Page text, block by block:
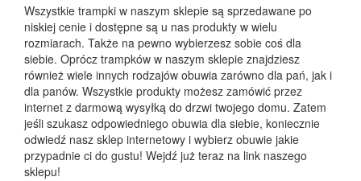
Wszystkie trampki w naszym sklepie są sprzedawane po
niskiej cenie i dostępne są u nas produkty w wielu
rozmiarach. Także na pewno wybierzesz sobie coś dla
siebie. Oprócz trampków w naszym sklepie znajdziesz
również wiele innych rodzajów obuwia zarówno dla pań, jak i
dla panów. Wszystkie produkty możesz zamówić przez
internet z darmową wysyłką do drzwi twojego domu. Zatem
jeśli szukasz odpowiedniego obuwia dla siebie, koniecznie
odwiedź nasz sklep internetowy i wybierz obuwie jakie
przypadnie ci do gustu! Wejdź już teraz na link naszego
sklepu!